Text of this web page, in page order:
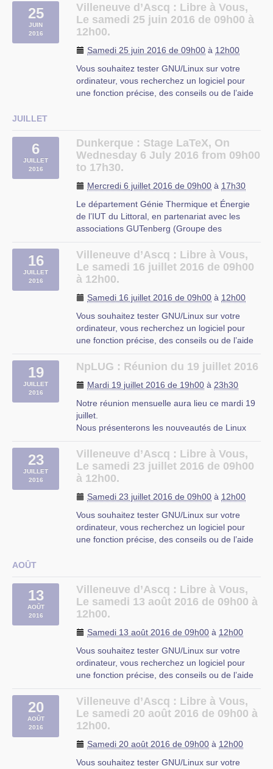
informatique-installer-utiliser-linux
Trois ateliers informatiques et une install party
ouverte à tous pour apprendre à maîtriser
25
JUIN
2016
Villeneuve d’Ascq : Libre à Vous,
Le samedi 25 juin 2016 de 09h00 à
12h00.
Samedi 25 juin 2016 de 09h00 à 12h00
Vous souhaitez tester GNU/Linux sur votre
ordinateur, vous recherchez un logiciel pour
une fonction précise, des conseils ou de l’aide
repartirez avec « le plein » de (…)
OMJC
JUILLET
6
JUILLET
2016
Dunkerque : Stage LaTeX, On
Wednesday 6 July 2016 from 09h00
to 17h30.
Mercredi 6 juillet 2016 de 09h00 à 17h30
Le département Génie Thermique et Énergie
de l’IUT du Littoral, en partenariat avec les
associations GUTenberg (Groupe des
des utilisateurs de LinuX du Nord Pas-de-
Calais) organise son 14e stage gratuit de
formation au système de préparation et de (…)
Dunkerque
16
JUILLET
2016
Villeneuve d’Ascq : Libre à Vous,
Le samedi 16 juillet 2016 de 09h00
à 12h00.
Samedi 16 juillet 2016 de 09h00 à 12h00
Vous souhaitez tester GNU/Linux sur votre
ordinateur, vous recherchez un logiciel pour
une fonction précise, des conseils ou de l’aide
Libre à Vous est une permanence destinée à
repartirez avec « le plein » de (…)
19
JUILLET
2016
NpLUG : Réunion du 19 juillet 2016
Mardi 19 juillet 2016 de 19h00 à 23h30
Notre réunion mensuelle aura lieu ce mardi 19
juillet.
Nous présenterons les nouveautés de Linux
partir des versions 17.x.
Enfin, il sera également question l’édition
NpLUG de Linux Mint 18 et de ses évolutions
23
JUILLET
2016
Villeneuve d’Ascq : Libre à Vous,
Le samedi 23 juillet 2016 de 09h00
à 12h00.
Samedi 23 juillet 2016 de 09h00 à 12h00
Vous souhaitez tester GNU/Linux sur votre
ordinateur, vous recherchez un logiciel pour
une fonction précise, des conseils ou de l’aide
repartirez avec « le plein » de (…)
AOÛT
13
AOÛT
2016
Villeneuve d’Ascq : Libre à Vous,
Le samedi 13 août 2016 de 09h00 à
12h00.
Samedi 13 août 2016 de 09h00 à 12h00
Vous souhaitez tester GNU/Linux sur votre
ordinateur, vous recherchez un logiciel pour
une fonction précise, des conseils ou de l’aide
Libre à Vous est une permanence destinée à
vous faciliter l’utilisation de l’informatique. Vous
repartirez avec « le plein » de (…)
OMJC
20
AOÛT
2016
Villeneuve d’Ascq : Libre à Vous,
Le samedi 20 août 2016 de 09h00 à
12h00.
Samedi 20 août 2016 de 09h00 à 12h00
Vous souhaitez tester GNU/Linux sur votre